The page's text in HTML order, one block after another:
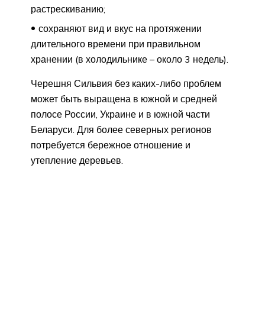
растрескиванию;
сохраняют вид и вкус на протяжении
длительного времени при правильном
хранении (в холодильнике – около 3 недель).
Черешня Сильвия без каких-либо проблем
может быть выращена в южной и средней
полосе России, Украине и в южной части
Беларуси. Для более северных регионов
потребуется бережное отношение и
утепление деревьев.